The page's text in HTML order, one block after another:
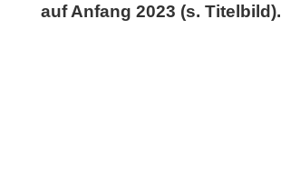
auf Anfang 2023 (s. Titelbild).